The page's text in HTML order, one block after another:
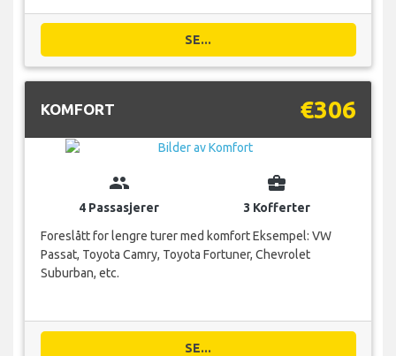
SE...
KOMFORT €306
group
4 Passasjerer
business_center
3 Kofferter
Foreslått for lengre turer med komfort Eksempel: VW
Passat, Toyota Camry, Toyota Fortuner, Chevrolet
Suburban, etc.
SE...